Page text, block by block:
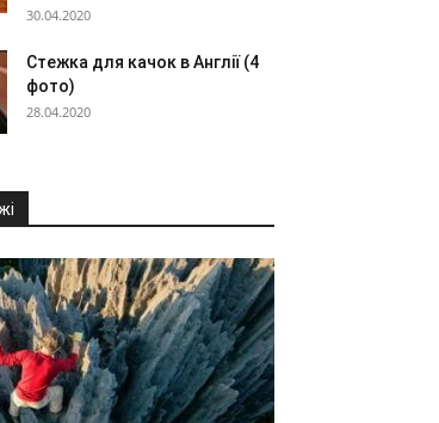
30.04.2020
Стежка для качок в Англії (4
фото)
28.04.2020